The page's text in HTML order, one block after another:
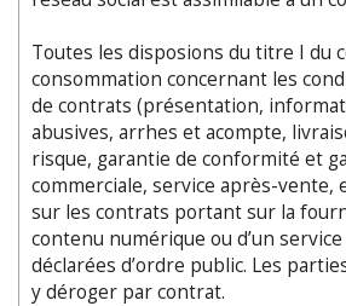
Toutes les disposions du titre I du
consommation concernant les
de contrats (présentation,
abusives, arrhes et acompte,
risque, garantie de conformité et
commerciale, service après-vente,
sur les contrats portant sur la
contenu numérique ou d’un
déclarées d’ordre public. Les
y déroger par contrat.